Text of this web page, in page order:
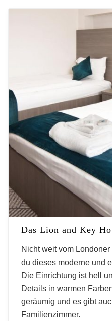
Das Lion and Key
Nicht weit vom
du dieses moderne und
Die Einrichtung ist hell
Details in warmen
geräumig und es gibt
Familienzimmer.